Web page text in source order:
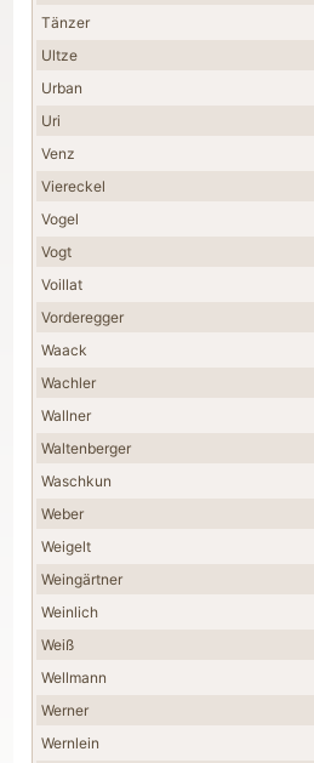
Tänzer
Ultze
Urban
Uri
Venz
Viereckel
Vogel
Vogt
Voillat
Vorderegger
Waack
Wachler
Wallner
Waltenberger
Waschkun
Weber
Weigelt
Weingärtner
Weinlich
Weiß
Wellmann
Werner
Wernlein